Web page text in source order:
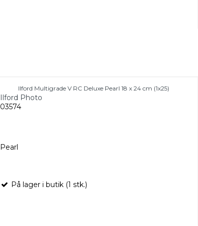
Ilford Multigrade V RC Deluxe Pearl 18 x 24 cm (1x25)
Ilford Photo
03574
Pearl
På lager i butik (1 stk.)